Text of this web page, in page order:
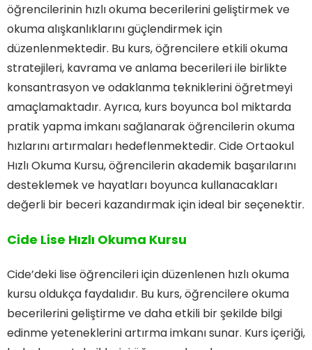
öğrencilerinin hızlı okuma becerilerini geliştirmek ve
okuma alışkanlıklarını güçlendirmek için
düzenlenmektedir. Bu kurs, öğrencilere etkili okuma
stratejileri, kavrama ve anlama becerileri ile birlikte
konsantrasyon ve odaklanma tekniklerini öğretmeyi
amaçlamaktadır. Ayrıca, kurs boyunca bol miktarda
pratik yapma imkanı sağlanarak öğrencilerin okuma
hızlarını artırmaları hedeflenmektedir. Cide Ortaokul
Hızlı Okuma Kursu, öğrencilerin akademik başarılarını
desteklemek ve hayatları boyunca kullanacakları
değerli bir beceri kazandırmak için ideal bir seçenektir.
Cide Lise Hızlı Okuma Kursu
Cide’deki lise öğrencileri için düzenlenen hızlı okuma
kursu oldukça faydalıdır. Bu kurs, öğrencilere okuma
becerilerini geliştirme ve daha etkili bir şekilde bilgi
edinme yeteneklerini artırma imkanı sunar. Kurs içeriği,